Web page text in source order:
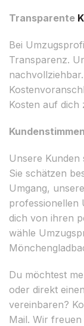
Transparente
Bei
Transparenz.
Kosten auf dich
Unsere Kunden
Sie schätzen
Umgang,
professionellen
dich von ihren
wähle
Du möchtest
oder direkt
vereinbaren?
Mail. Wir